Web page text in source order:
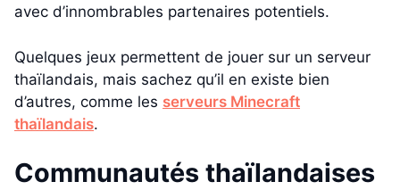
avec d’innombrables partenaires potentiels.
Quelques jeux permettent de jouer sur un serveur
thaïlandais, mais sachez qu’il en existe bien
d’autres, comme les serveurs Minecraft
thaïlandais.
Communautés thaïlandaises